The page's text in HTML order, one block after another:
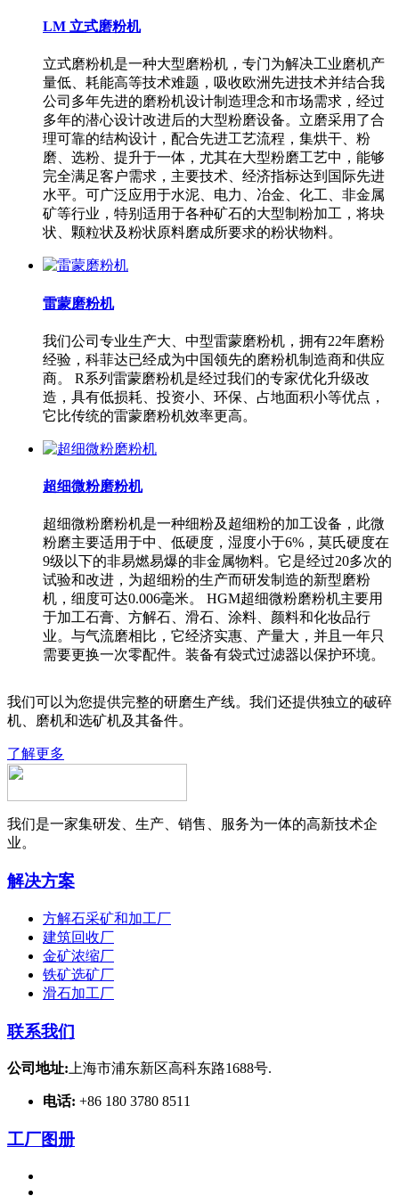
LM 立式磨粉机
立式磨粉机是一种大型磨粉机，专门为解决工业磨机产
量低、耗能高等技术难题，吸收欧洲先进技术并结合我
公司多年先进的磨粉机设计制造理念和市场需求，经过
多年的潜心设计改进后的大型粉磨设备。立磨采用了合
理可靠的结构设计，配合先进工艺流程，集烘干、粉
磨、选粉、提升于一体，尤其在大型粉磨工艺中，能够
完全满足客户需求，主要技术、经济指标达到国际先进
水平。可广泛应用于水泥、电力、冶金、化工、非金属
矿等行业，特别适用于各种矿石的大型制粉加工，将块
状、颗粒状及粉状原料磨成所要求的粉状物料。
雷蒙磨粉机
我们公司专业生产大、中型雷蒙磨粉机，拥有22年磨粉
经验，科菲达已经成为中国领先的磨粉机制造商和供应
商。 R系列雷蒙磨粉机是经过我们的专家优化升级改
造，具有低损耗、投资小、环保、占地面积小等优点，
它比传统的雷蒙磨粉机效率更高。
超细微粉磨粉机
超细微粉磨粉机是一种细粉及超细粉的加工设备，此微
粉磨主要适用于中、低硬度，湿度小于6%，莫氏硬度在
9级以下的非易燃易爆的非金属物料。它是经过20多次的
试验和改进，为超细粉的生产而研发制造的新型磨粉
机，细度可达0.006毫米。 HGM超细微粉磨粉机主要用
于加工石膏、方解石、滑石、涂料、颜料和化妆品行
业。与气流磨相比，它经济实惠、产量大，并且一年只
需要更换一次零配件。装备有袋式过滤器以保护环境。
我们可以为您提供完整的研磨生产线。我们还提供独立的破碎
机、磨机和选矿机及其备件。
了解更多
我们是一家集研发、生产、销售、服务为一体的高新技术企
业。
解决方案
方解石采矿和加工厂
建筑回收厂
金矿浓缩厂
铁矿选矿厂
滑石加工厂
联系我们
公司地址: 上海市浦东新区高科东路1688号.
电话: +86 180 3780 8511
工厂图册